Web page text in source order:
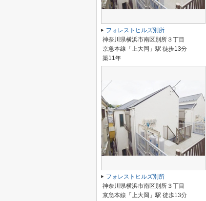
フォレストヒルズ別所
神奈川県横浜市南区別所３丁目
京急本線「上大岡」駅 徒歩13分
築11年
フォレストヒルズ別所
神奈川県横浜市南区別所３丁目
京急本線「上大岡」駅 徒歩13分